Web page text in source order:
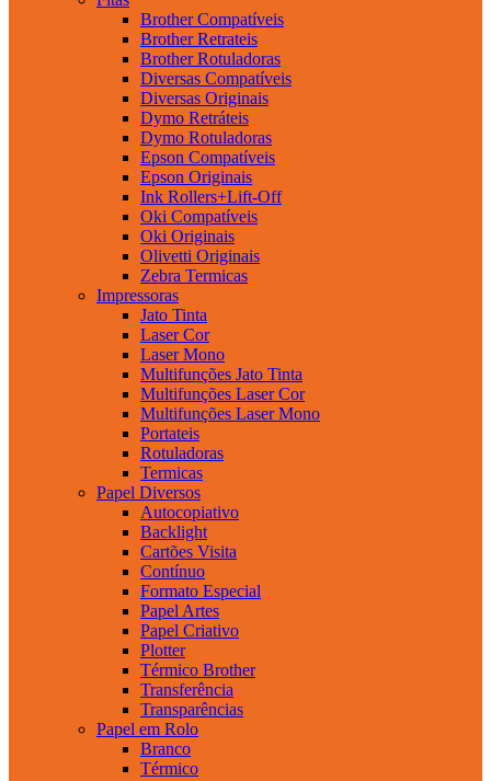
Brother Compatíveis
Brother Retrateis
Brother Rotuladoras
Diversas Compatíveis
Diversas Originais
Dymo Retráteis
Dymo Rotuladoras
Epson Compatíveis
Epson Originais
Ink Rollers+Lift-Off
Oki Compatíveis
Oki Originais
Olivetti Originais
Zebra Termicas
Impressoras
Jato Tinta
Laser Cor
Laser Mono
Multifunções Jato Tinta
Multifunções Laser Cor
Multifunções Laser Mono
Portateis
Rotuladoras
Termicas
Papel Diversos
Autocopiativo
Backlight
Cartões Visita
Contínuo
Formato Especial
Papel Artes
Papel Criativo
Plotter
Térmico Brother
Transferência
Transparências
Papel em Rolo
Branco
Térmico